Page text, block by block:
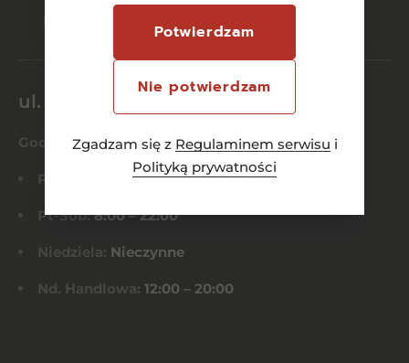
Potwierdzam
Nie potwierdzam
Zgadzam się z Regulaminem serwisu i
Polityką prywatności
ul. Dworcowa 26/6
Godziny otwarcia
Pn-Czw: 8:00 – 21:00
Pt-Sob:8:00 – 22:00
Niedziela: Nieczynne
Nd. Handlowa: 12:00 – 20:00